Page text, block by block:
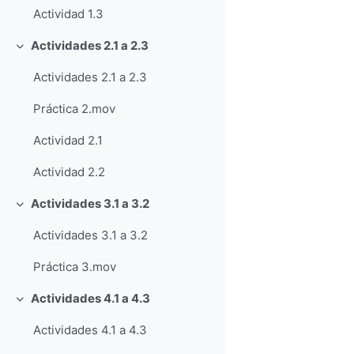
Actividad 1.3
Collapse
Actividades 2.1 a 2.3
Actividades 2.1 a 2.3
Práctica 2.mov
Actividad 2.1
Actividad 2.2
Collapse
Actividades 3.1 a 3.2
Actividades 3.1 a 3.2
Práctica 3.mov
Collapse
Actividades 4.1 a 4.3
Actividades 4.1 a 4.3